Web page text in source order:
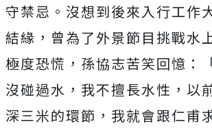
守禁忌。 沒想到後來入行工作
結緣， 曾為了外景節目挑戰水
極度恐慌，孫協志苦笑回憶：
沒碰過水，我不擅長水性， 以
深三米的環節，我就會跟仁甫